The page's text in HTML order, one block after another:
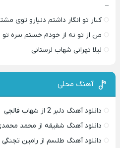
–
کنار تو انگار داشتم دنیارو توی
من از تو نه از خودم خستم سره تو
لیلا تهرانی شهاب لرستانی
آهنگ محلی
دانلود آهنگ دلبر 2 از شهاب فالجی
دانلود آهنگ شقیقه از محمد
دانلود آهنگ طلسم از رامین تجنگی